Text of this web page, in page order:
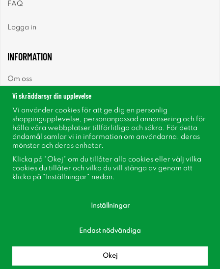
FAQ
Logga in
INFORMATION
Om oss
Nyhetsbrev
Om cookies
Inspiration
Bli medlem i vår kundklubb!
Vi skräddarsyr din upplevelse
Vi använder cookies för att ge dig en personlig
shoppingupplevelse, personanpassad annonsering och för
hålla våra webbplatser tillförlitliga och säkra. För detta
ändamål samlar vi in information om användarna, deras
mönster och deras enheter.
Klicka på "Okej" om du tillåter alla cookies eller välj vilka
cookies du tillåter och vilka du vill stänga av genom att
klicka på "Inställningar" nedan.
Inställningar
Endast nödvändiga
Okej